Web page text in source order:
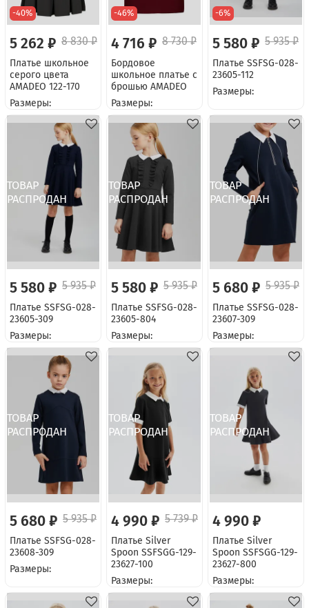
-40%
5 262 ₽ 8 830 ₽
Платье школьное
серого цвета
AMADEO 122-170
Размеры:
-46%
4 716 ₽ 8 730 ₽
Бордовое
школьное платье с
брошью AMADEO
Размеры:
-6%
5 580 ₽ 5 935 ₽
Платье SSFSG-028-
23605-112
Размеры:
5 580 ₽ 5 935 ₽
Платье SSFSG-028-
23605-309
Размеры:
5 580 ₽ 5 935 ₽
Платье SSFSG-028-
23605-804
Размеры:
5 680 ₽ 5 935 ₽
Платье SSFSG-028-
23607-309
Размеры:
5 680 ₽ 5 935 ₽
Платье SSFSG-028-
23608-309
Размеры:
4 990 ₽ 5 739 ₽
Платье Silver
Spoon SSFSGG-129-
23627-100
Размеры:
4 990 ₽
Платье Silver
Spoon SSFSGG-129-
23627-800
Размеры: